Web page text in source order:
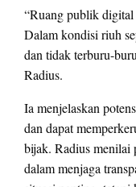
“Ruang publik
Dalam kondisi riuh
dan tidak terburu-
Radius.
Ia menjelaskan
dan dapat
bijak. Radius menilai
dalam menjaga